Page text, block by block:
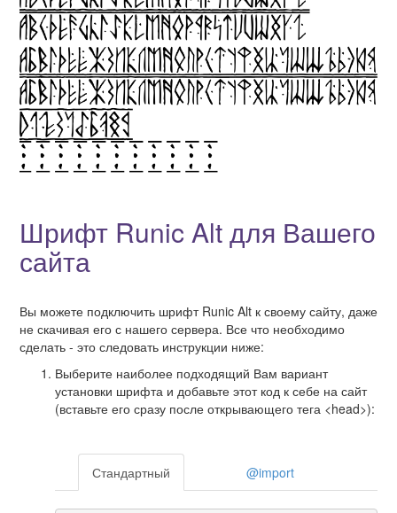
Шрифт Runic Alt для Вашего
сайта
Вы можете подключить шрифт Runic Alt к своему сайту, даже
не скачивая его с нашего сервера. Все что необходимо
сделать - это следовать инструкции ниже:
Выберите наиболее подходящий Вам вариант
установки шрифта и добавьте этот код к себе на сайт
(вставьте его сразу после открывающего тега <head>):
Стандартный @import